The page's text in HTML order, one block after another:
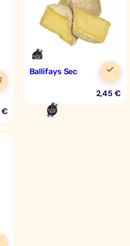
€
Ballifays Sec
2,45€